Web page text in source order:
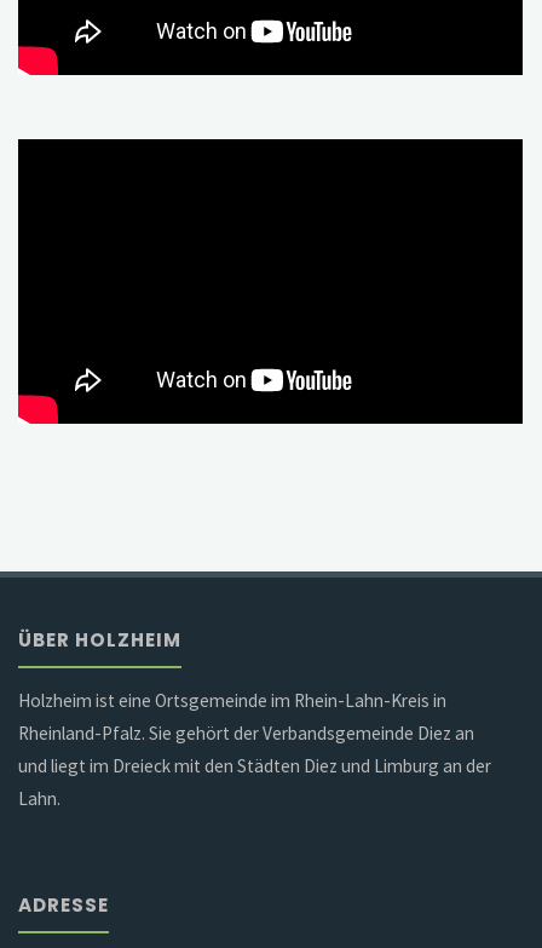
ÜBER HOLZHEIM
Holzheim ist eine Ortsgemeinde im Rhein-Lahn-Kreis in
Rheinland-Pfalz. Sie gehört der Verbandsgemeinde Diez an
und liegt im Dreieck mit den Städten Diez und Limburg an der
Lahn.
ADRESSE